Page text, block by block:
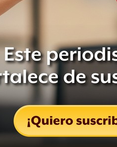
el Desarrollo de los Pueblos
del Medio Ambiente.
contratos por 424.5 mil
el 19% del monto